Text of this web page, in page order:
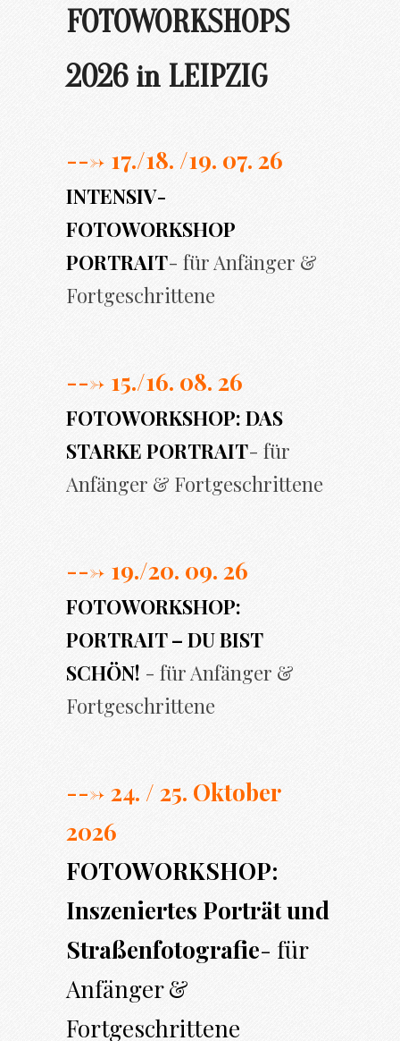
FOTOWORKSHOPS
2026 in LEIPZIG
---> 17./18. /19. 07. 26
INTENSIV-
FOTOWORKSHOP
PORTRAIT- für Anfänger &
Fortgeschrittene
---> 15./16. 08. 26
FOTOWORKSHOP: DAS
STARKE PORTRAIT- für
Anfänger & Fortgeschrittene
---> 19./20. 09. 26
FOTOWORKSHOP:
PORTRAIT – DU BIST
SCHÖN! - für Anfänger &
Fortgeschrittene
---> 24. / 25. Oktober
2026
FOTOWORKSHOP:
Inszeniertes Porträt und
Straßenfotografie- für
Anfänger &
Fortgeschrittene